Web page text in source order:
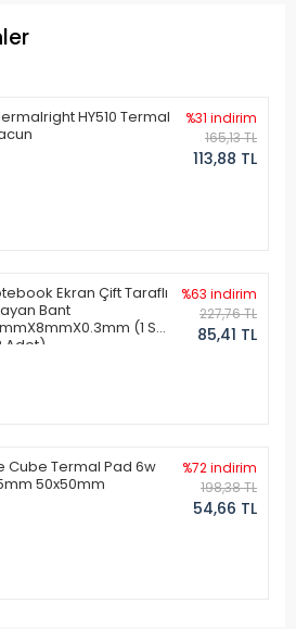
HY510 Termal
%31 indirim
165,13 TL
113,88 TL
Ekran Çift Taraflı
Bant
(1 Set
Adet)
%63 indirim
227,76 TL
85,41 TL
Cube Termal Pad 6w
50x50mm
%72 indirim
198,38 TL
54,66 TL